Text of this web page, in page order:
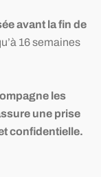
avant la fin de
16 semaines
les
une prise
confidentielle.